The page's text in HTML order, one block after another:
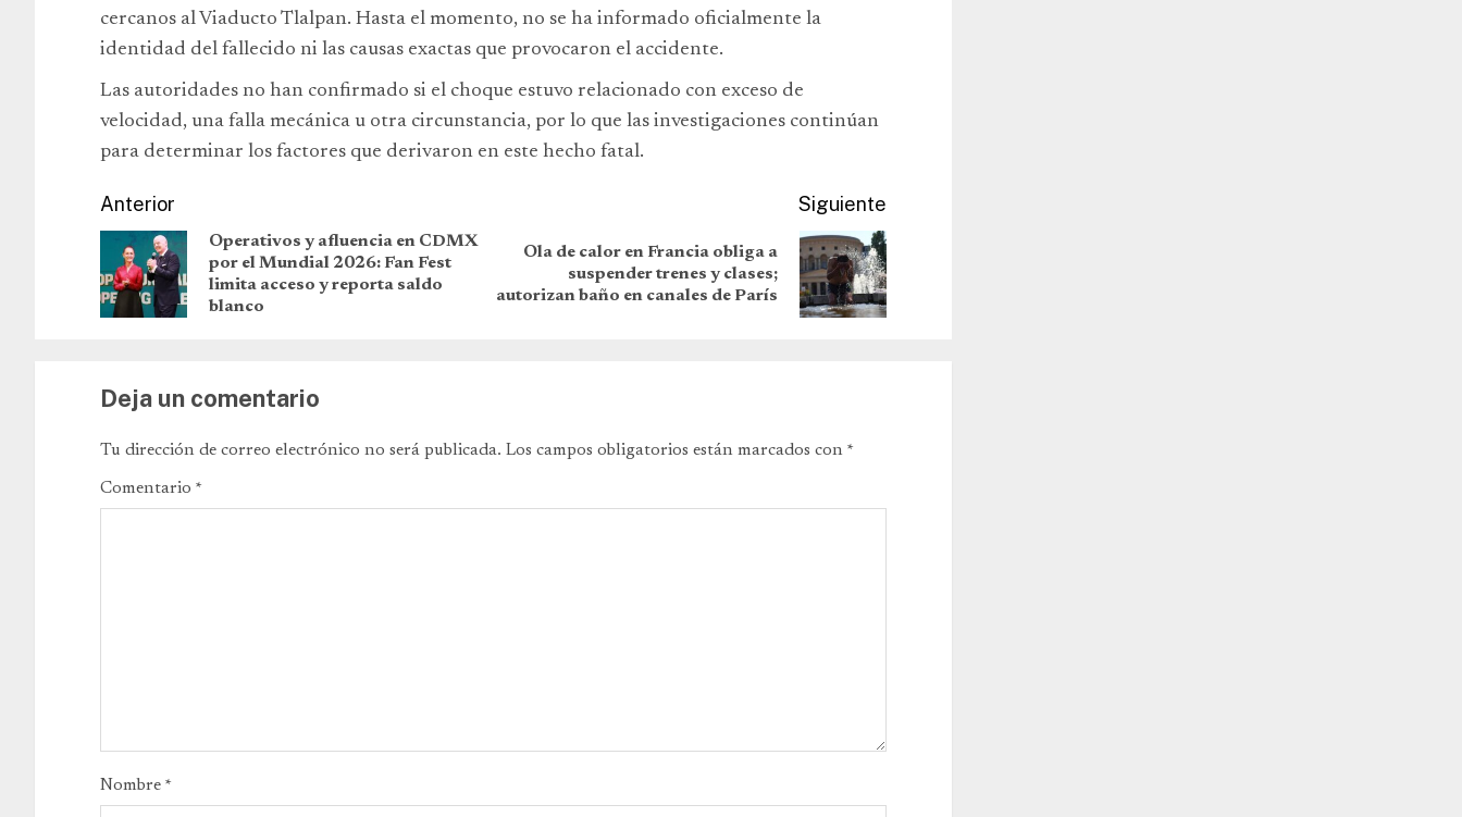
cercanos al Viaducto Tlalpan. Hasta el momento, no se ha informado oficialmente la
identidad del fallecido ni las causas exactas que provocaron el accidente.
Las autoridades no han confirmado si el choque estuvo relacionado con exceso de
velocidad, una falla mecánica u otra circunstancia, por lo que las investigaciones continúan
para determinar los factores que derivaron en este hecho fatal.
Anterior
Operativos y afluencia en CDMX
por el Mundial 2026: Fan Fest
limita acceso y reporta saldo
blanco
Siguiente
Ola de calor en Francia obliga a
suspender trenes y clases;
autorizan baño en canales de París
Deja un comentario
Tu dirección de correo electrónico no será publicada. Los campos obligatorios están marcados con *
Comentario *
Nombre *